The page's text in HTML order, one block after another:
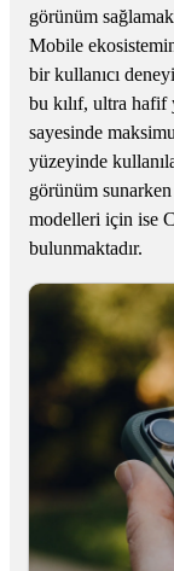
görünüm
Mobile
bir kullanıcı
bu kılıf, ultra hafif
sayesinde
yüzeyinde
görünüm sunarken
modelleri için ise
bulunmaktadır.